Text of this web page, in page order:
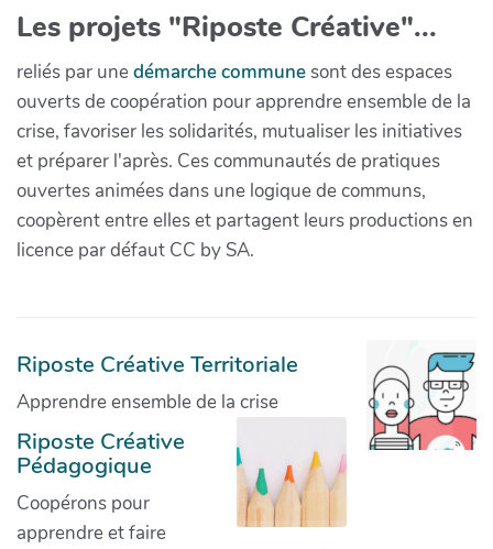
Les projets "Riposte Créative"...
reliés par unedémarche communesont des espaces
ouverts de coopération pour apprendre ensemble de la
crise, favoriser les solidarités, mutualiser les initiatives
et préparer l'après. Ces communautés de pratiques
ouvertes animées dans une logique de communs,
coopèrent entre elles et partagent leurs productions en
licence par défaut CC by SA.
Riposte Créative Territoriale
Apprendre ensemble de la crise
Riposte Créative
Pédagogique
Coopérons pour
apprendre et faire